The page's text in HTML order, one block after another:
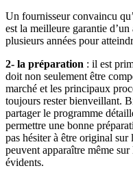
Un fournisseur convaincu
est la meilleure garantie
plusieurs années pour
2- la préparation : il est
doit non seulement être
marché et les principaux
toujours rester bienveillant.
partager le programme
permettre une bonne
pas hésiter à être original sur
peuvent apparaître même
évidents.